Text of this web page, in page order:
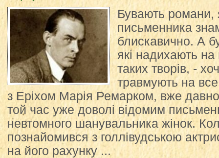
Бувають романи,
письменника
блискавично. А
які надихають
таких творів, -
травмують на
з Еріхом Марія Ремарком, вже
той час уже доволі відомим
невтомного шанувальника жінок.
познайомився з голлівудською
на його рахунку ...